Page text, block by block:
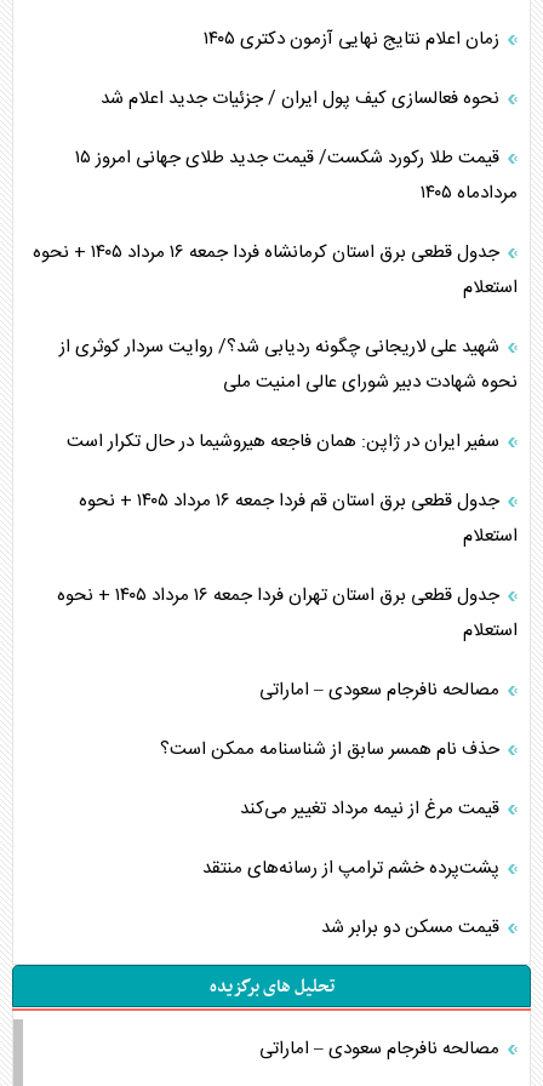
زمان اعلام نتایج نهایی آزمون دکتری ۱۴۰۵
نحوه فعالسازی کیف پول ایران / جزئیات جدید اعلام شد
قیمت طلا رکورد شکست/ قیمت جدید طلای جهانی امروز ۱۵
مردادماه ۱۴۰۵
جدول قطعی برق استان کرمانشاه فردا جمعه ۱۶ مرداد ۱۴۰۵ + نحوه
استعلام
شهید علی لاریجانی چگونه ردیابی شد؟/ روایت سردار کوثری از
نحوه شهادت دبیر شورای عالی امنیت ملی
سفیر ایران در ژاپن: همان فاجعه هیروشیما در حال تکرار است
جدول قطعی برق استان قم فردا جمعه ۱۶ مرداد ۱۴۰۵ + نحوه
استعلام
جدول قطعی برق استان تهران فردا جمعه ۱۶ مرداد ۱۴۰۵ + نحوه
استعلام
مصالحه نافرجام سعودی – اماراتی
حذف نام همسر سابق از شناسنامه ممکن است؟
قیمت مرغ از نیمه مرداد تغییر می‌کند
پشت‌پرده خشم ترامپ از رسانه‌های منتقد
قیمت مسکن دو برابر شد
تحلیل های برگزیده
مصالحه نافرجام سعودی – اماراتی